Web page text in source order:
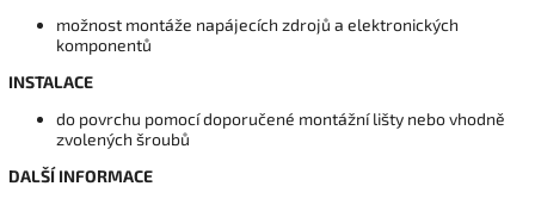
možnost montáže napájecích zdrojů a elektronických
komponentů
INSTALACE
do povrchu pomocí doporučené montážní lišty nebo vhodně
zvolených šroubů
DALŠÍ INFORMACE